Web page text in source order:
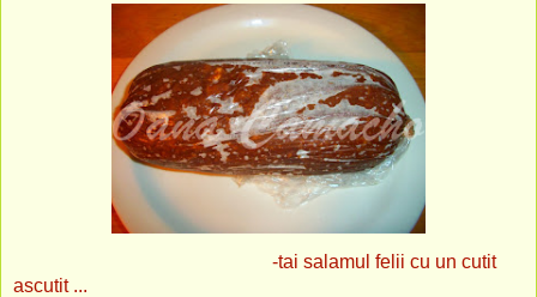
-tai salamul felii cu un cutit
ascutit ...